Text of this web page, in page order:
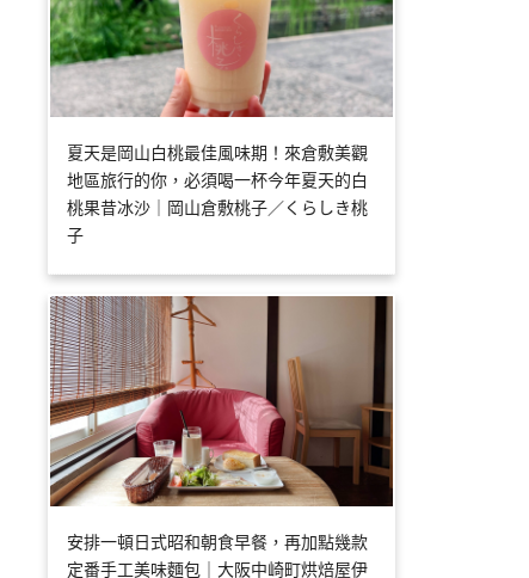
夏天是岡山白桃最佳風味期！來倉敷美觀
地區旅行的你，必須喝一杯今年夏天的白
桃果昔冰沙｜岡山倉敷桃子／くらしき桃
子
安排一頓日式昭和朝食早餐，再加點幾款
定番手工美味麵包｜大阪中崎町烘焙屋伊